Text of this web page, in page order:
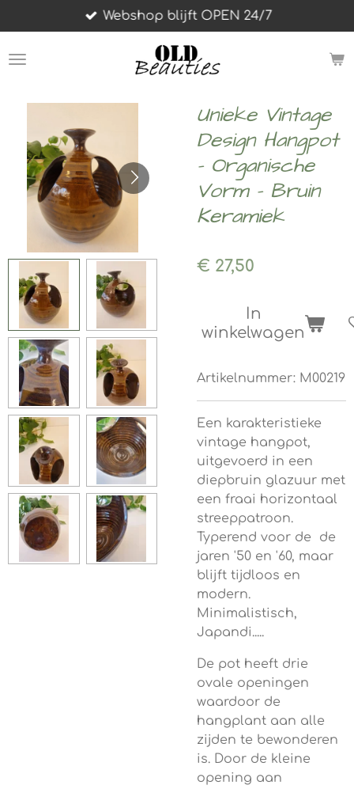
direct
naar
Webshop blijft OPEN 24/7
Unieke Vintage
Design Hangpot
- Organische
Vorm - Bruin
Keramiek
€ 27,50
In
winkelwagen
Artikelnummer: M00219
Een karakteristieke
vintage hangpot,
uitgevoerd in een
diepbruin glazuur met
een fraai horizontaal
streeppatroon.
Typerend voor de de
jaren '50 en '60, maar
blijft tijdloos en
modern.
Minimalistisch,
Japandi.....
De pot heeft drie
ovale openingen
waardoor de
hangplant aan alle
zijden te bewonderen
is. Door de kleine
opening aan